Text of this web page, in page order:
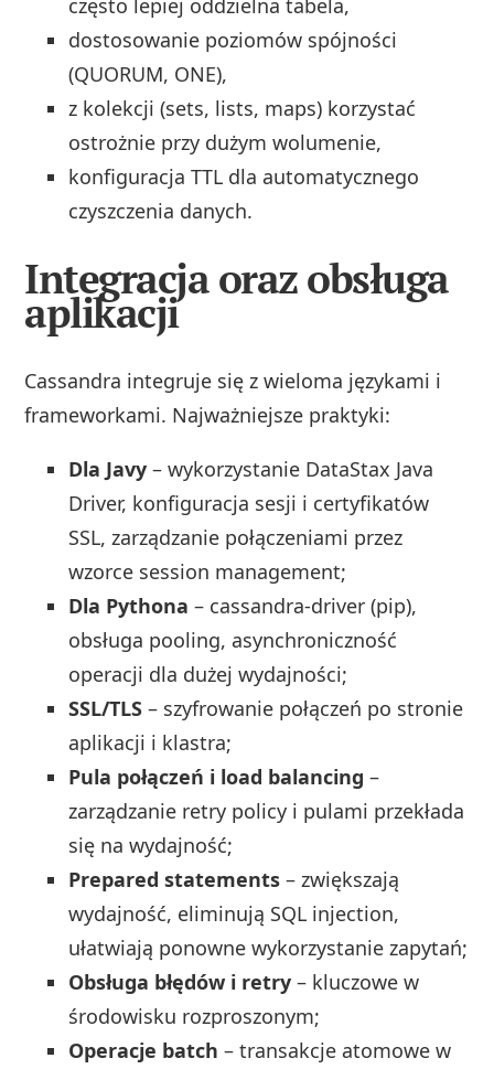
dostosowanie poziomów spójności
(QUORUM, ONE),
z kolekcji (sets, lists, maps) korzystać
ostrożnie przy dużym wolumenie,
konfiguracja TTL dla automatycznego
czyszczenia danych.
Integracja oraz obsługa
aplikacji
Cassandra integruje się z wieloma językami i
frameworkami. Najważniejsze praktyki:
Dla Javy – wykorzystanie DataStax Java
Driver, konfiguracja sesji i certyfikatów
SSL, zarządzanie połączeniami przez
wzorce session management;
Dla Pythona – cassandra-driver (pip),
obsługa pooling, asynchroniczność
operacji dla dużej wydajności;
SSL/TLS – szyfrowanie połączeń po stronie
aplikacji i klastra;
Pula połączeń i load balancing –
zarządzanie retry policy i pulami przekłada
się na wydajność;
Prepared statements – zwiększają
wydajność, eliminują SQL injection,
ułatwiają ponowne wykorzystanie zapytań;
Obsługa błędów i retry – kluczowe w
środowisku rozproszonym;
Operacje batch – transakcje atomowe w